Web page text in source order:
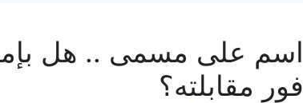
اسم على مسمى .. هل
فور مقابلته؟